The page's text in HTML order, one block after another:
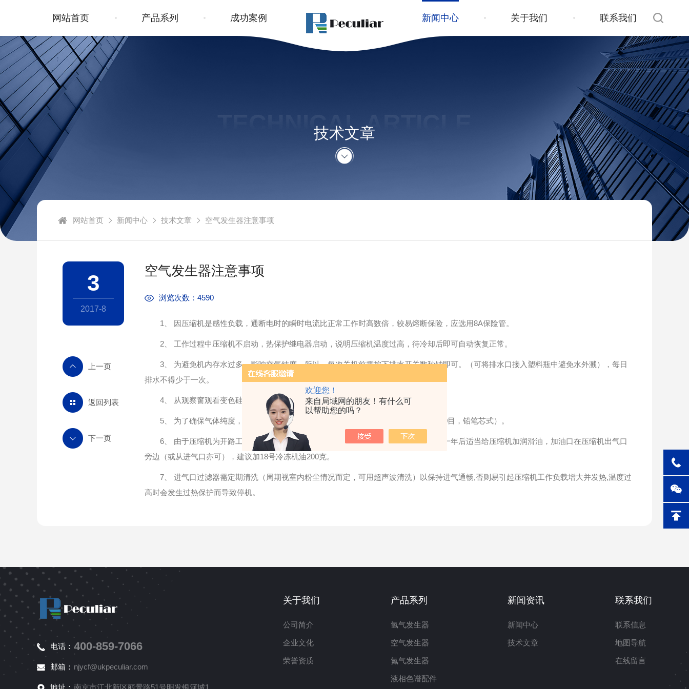
欢迎您！
来自局域网的朋友！有什么可
以帮助您的吗？
网站首页 产品系列 成功案例 新闻中心 关于我们 联系我们
TECHNICAL ARTICLE
技术文章
网站首页 新闻中心 技术文章 空气发生器注意事项
空气发生器注意事项
浏览次数：4590
1、 因压缩机是感性负载，通断电时的瞬时电流比正常工作时高数倍，较易熔断保险，应选用8A保险管。
2、 工作过程中压缩机不启动，热保护继电器启动，说明压缩机温度过高，待冷却后即可自动恢复正常。
3、 为避免机内存水过多，影响空气纯度，所以，每次关机前需按下排水开关数秒钟即可。（可将排水口接入塑料瓶中避免水外溅），每日
排水不得少于一次。
4、 从观察窗观看变色硅胶的情况，用户可根据需要更换新的硅胶，或进行干燥处理。
5、 为了确保气体纯度，仪器每工作1000小时，需要更换活性炭一次（活性碳为20-40目，铅笔芯式）。
6、 由于压缩机为开路工作方式，故润滑油会随水排出机外，造成消耗，所以在使用一年后适当给压缩机加润滑油，加油口在压缩机出气口
旁边（或从进气口亦可），建议加18号冷冻机油200克。
7、 进气口过滤器需定期清洗（周期视室内粉尘情况而定，可用超声波清洗）以保持进气通畅,否则易引起压缩机工作负载增大并发热,温度过
高时会发生过热保护而导致停机。
3
2017-8
返回列表
电话： 400-859-7066
邮箱： njycf@ukpeculiar.com
地址： 南京市江北新区丽景路51号明发银河城1
关于我们
公司简介
企业文化
荣誉资质
产品系列
氢气发生器
空气发生器
氮气发生器
液相色谱配件
新闻资讯
新闻中心
技术文章
联系我们
联系信息
地图导航
在线留言